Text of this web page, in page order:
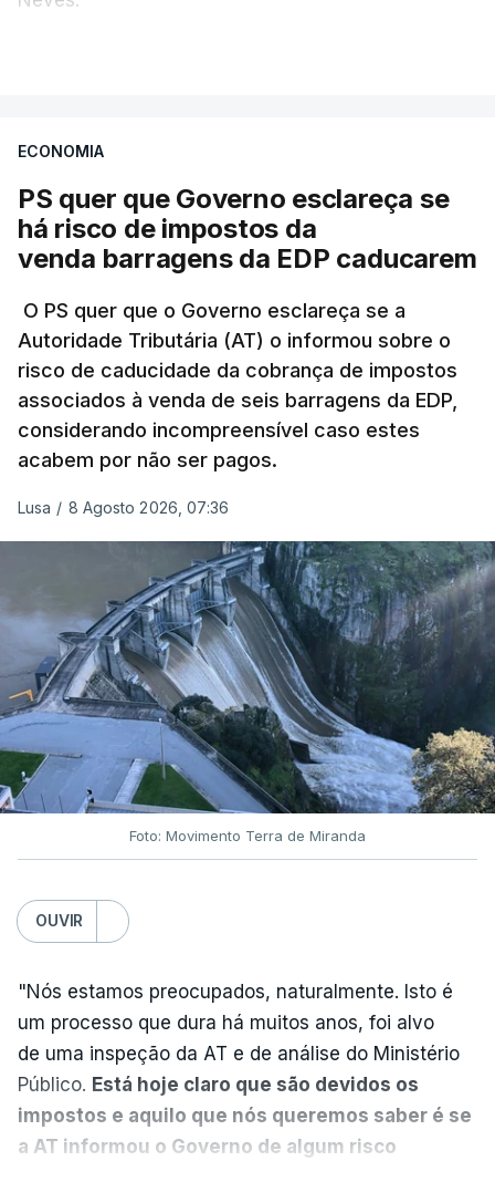
Não há prazos fixados para a conclusão desta
avaliação à Polícia Judiciária.
Do início da polémica com a revelação de obras a
título pessoal, numa propriedade no Alentejo, feitas
pelo mesmo empreiteiro contratado 17 vezes para
obras na Polícia Judiciária (PJ) até aos últimos dias,
em que até do Governo surgiram ordens para mais
inquéritos e averiguações aos seus mandatos à
frente da polícia criminal, Luís Neves está há
praticamente um mês sem sair do topo das
ARTIGOS RELACIONADOS
Nova polémica com Luís
Neves. Ministro nega
favorecimento a construtora
DST
7 Agosto 2026, 20:28
Diretor financeiro da PJ
nega que Construbarcelos
tenha feito obras na casa
onde vive
atualizado 7 Agosto 2026, 15:56
ECONOMIA
PS quer que Governo esclareça se
há risco de impostos da
venda barragens da EDP caducarem
O PS quer que o Governo esclareça se a
Autoridade Tributária (AT) o informou sobre o
risco de caducidade da cobrança de impostos
associados à venda de seis barragens da EDP,
considerando incompreensível caso estes
acabem por não ser pagos.
Lusa / 8 Agosto 2026, 07:36
Foto: Movimento Terra de Miranda
OUVIR
"Nós estamos preocupados, naturalmente. Isto é
um processo que dura há muitos anos, foi alvo
de uma inspeção da AT e de análise do Ministério
Público. Está hoje claro que são devidos os
impostos e aquilo que nós queremos saber é se
a AT informou o Governo de algum risco